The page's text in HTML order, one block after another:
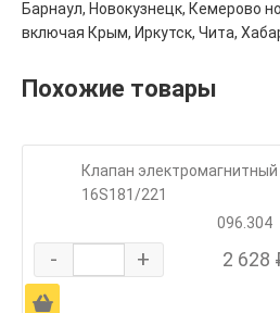
Барнаул, Новокузнецк, Кемерово
включая Крым, Иркутск, Чита,
Похожие товары
Клапан
16S181/221
096.304
- + 2 628
Ä